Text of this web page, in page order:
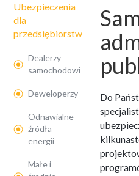
Ubezpieczenia
dla
przedsiębiorstw
Dealerzy
samochodowi
Deweloperzy
Odnawialne
źródła
energii
Małe i
Do